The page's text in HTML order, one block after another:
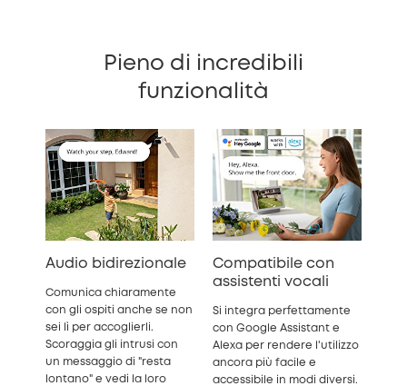
Pieno di incredibili
funzionalità
Audio bidirezionale
Comunica chiaramente
con gli ospiti anche se non
sei lì per accoglierli.
Scoraggia gli intrusi con
un messaggio di "resta
lontano" e vedi la loro
Compatibile con
assistenti vocali
Si integra perfettamente
con Google Assistant e
Alexa per rendere l'utilizzo
ancora più facile e
accessibile in modi diversi.